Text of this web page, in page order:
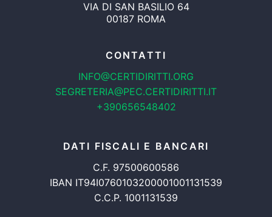
VIA DI SAN BASILIO 64
00187 ROMA
CONTATTI
INFO@CERTIDIRITTI.ORG
SEGRETERIA@PEC.CERTIDIRITTI.IT
+390656548402
DATI FISCALI E BANCARI
C.F. 97500600586
IBAN IT94I0760103200001001131539
C.C.P. 1001131539